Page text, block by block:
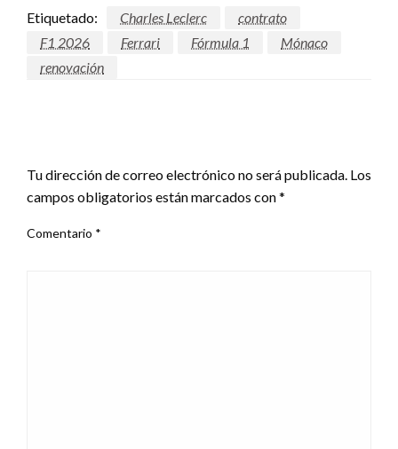
Etiquetado: Charles Leclerc
contrato
F1 2026
Ferrari Fórmula 1
Mónaco
renovación
Tu dirección de correo electrónico no será publicada. Los
campos obligatorios están marcados con*
Comentario *